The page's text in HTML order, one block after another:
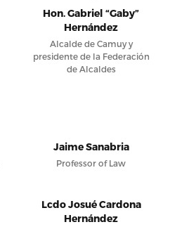
Hon. Gabriel “Gaby”
Hernández
Alcalde de Camuy y
presidente de la Federación
de Alcaldes
Jaime Sanabria
Professor of Law
Lcdo Josué Cardona
Hernández